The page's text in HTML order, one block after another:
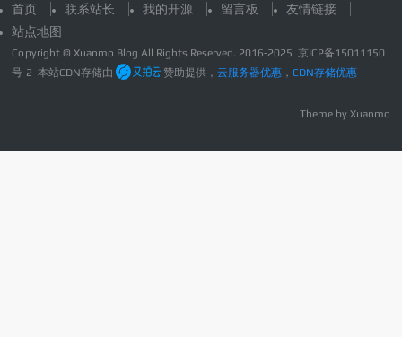
首页 联系站长 我的开源 留言板
友情链接
站点地图
Copyright © Xuanmo Blog All Rights Reserved. 2016-2025京ICP备15011150
号-2 本站CDN存储由 赞助提供，云服务器优惠 ，CDN存储优惠
Theme by Xuanmo